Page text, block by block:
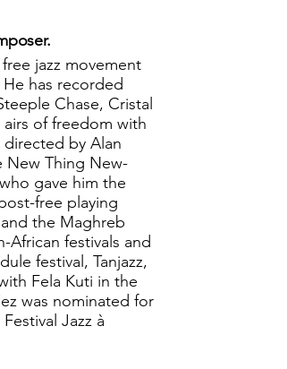
jazz movement
has recorded
Chase, Cristal
of freedom with
directed by Alan
New Thing New-
gave him the
free playing
the Maghreb
festivals and
festival, Tanjazz,
Fela Kuti in the
was nominated for
Jazz à